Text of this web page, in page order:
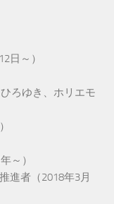
日～）
ろゆき、ホリエモ
～）
進者（2018年3月